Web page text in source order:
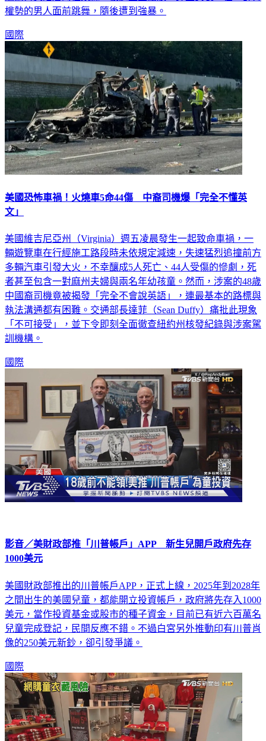
權勢的男人面前跳舞，隨後遭到強暴。
國際
美國恐怖車禍！火燒車5命44傷 中裔司機爆「完全不懂英
文」
美國維吉尼亞州（Virginia）週五凌晨發生一起致命車禍，一
輛遊覽車在行經施工路段時未依規定減速，失速猛烈追撞前方
多輛汽車引發大火，不幸釀成5人死亡、44人受傷的慘劇，死
者甚至包含一對麻州夫婦與兩名年幼孩童。然而，涉案的48歲
中國裔司機竟被揭發「完全不會說英語」，連最基本的路標與
執法溝通都有困難。交通部長達菲（Sean Duffy）痛批此現象
「不可接受」，並下令即刻全面徹查紐約州核發紀錄與涉案駕
訓機構。
國際
影音／美財政部推「川普帳戶」APP 新生兒開戶政府先存
1000美元
美國財政部推出的川普帳戶APP，正式上線，2025年到2028年
之間出生的美國兒童，都能開立投資帳戶，政府將先存入1000
美元，當作投資基金或股市的種子資金，目前已有近六百萬名
兒童完成登記，民間反應不錯。不過白宮另外推動印有川普肖
像的250美元新鈔，卻引發爭議。
國際